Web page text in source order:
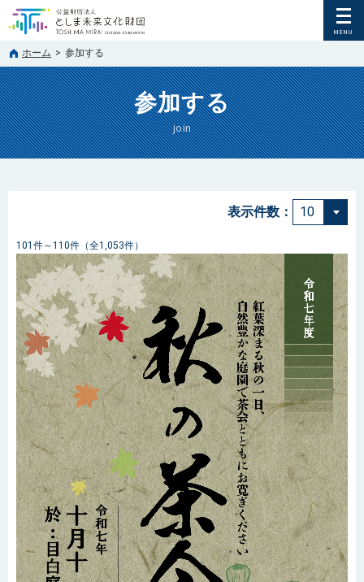
ホーム > 参加する
参加する
join
表示件数：
101件～110件（全1,053件）